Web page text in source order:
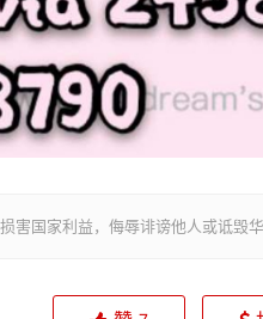
害国家利益，侮辱诽谤他人或诋毁